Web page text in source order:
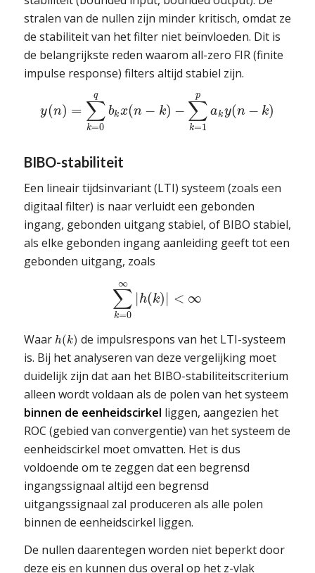
stralen van de nullen zijn minder kritisch, omdat ze
de stabiliteit van het filter niet beïnvloeden. Dit is
de belangrijkste reden waarom all-zero FIR (finite
impulse response) filters altijd stabiel zijn.
y(n) = ∑
k=0
q
bkx(n − k) − ∑
k=1
p
aky(n − k)
BIBO-stabiliteit
Een lineair tijdsinvariant (LTI) systeem (zoals een
digitaal filter) is naar verluidt een gebonden
ingang, gebonden uitgang stabiel, of BIBO stabiel,
als elke gebonden ingang aanleiding geeft tot een
gebonden uitgang, zoals
∑
k=0
∞
| h(k)| < ∞
Waar h(k) de impulsrespons van het LTI-systeem
is. Bij het analyseren van deze vergelijking moet
duidelijk zijn dat aan het BIBO-stabiliteitscriterium
alleen wordt voldaan als de polen van het systeem
binnen de eenheidscirkel liggen, aangezien het
ROC (gebied van convergentie) van het systeem de
eenheidscirkel moet omvatten. Het is dus
voldoende om te zeggen dat een begrensd
ingangssignaal altijd een begrensd
uitgangssignaal zal produceren als alle polen
binnen de eenheidscirkel liggen.
De nullen daarentegen worden niet beperkt door
deze eis en kunnen dus overal op het z-vlak